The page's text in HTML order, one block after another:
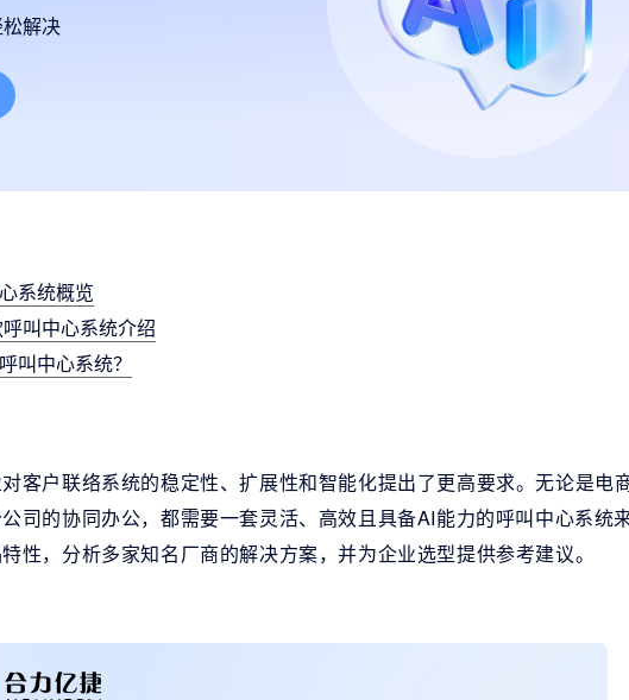
解决
系统概览
叫中心系统介绍
叫中心系统？
客户联络系统的稳定性、扩展性和智能化提出了更高要求。无论是电
司的协同办公，都需要一套灵活、高效且具备AI能力的呼叫中心系统
性，分析多家知名厂商的解决方案，并为企业选型提供参考建议。